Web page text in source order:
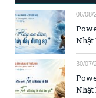
06/08/
Nhật
30/07/
Nhật